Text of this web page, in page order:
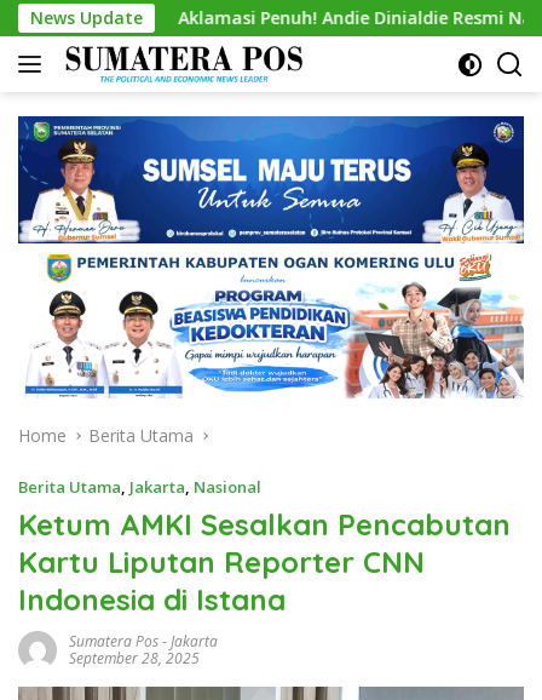
Skip
to
content
News Update
Aklamasi Penuh! Andie Dinialdie Resmi Nahkodai Golkar
Home Berita Utama
Berita Utama, Jakarta, Nasional
Ketum AMKI Sesalkan Pencabutan
Kartu Liputan Reporter CNN
Indonesia di Istana
Sumatera Pos-Jakarta
September 28, 2025